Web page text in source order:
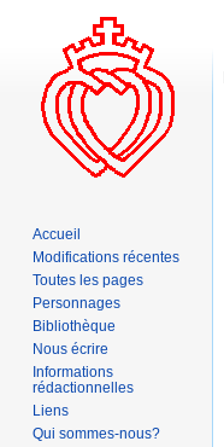
Accueil
Modifications récentes
Toutes les pages
Personnages
Bibliothèque
Nous écrire
Informations
rédactionnelles
Liens
Qui sommes-nous?